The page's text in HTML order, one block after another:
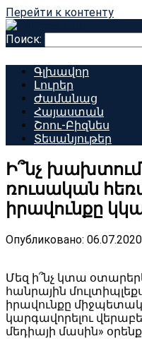
Перейти к контенту
Поиск:
Գլխավոր
Լուրեր
Ժամանաց
Հայաստան
Շոու-Բիզնես
Տեսանյութեր
Ի՞նչ
ռուսական
իրավունքը
Опубликовано: 06.07.2020
Մեզ ի՞նչ կտա
հանրային
իրավունքը
կարգավորելու
մեդիայի մասին»